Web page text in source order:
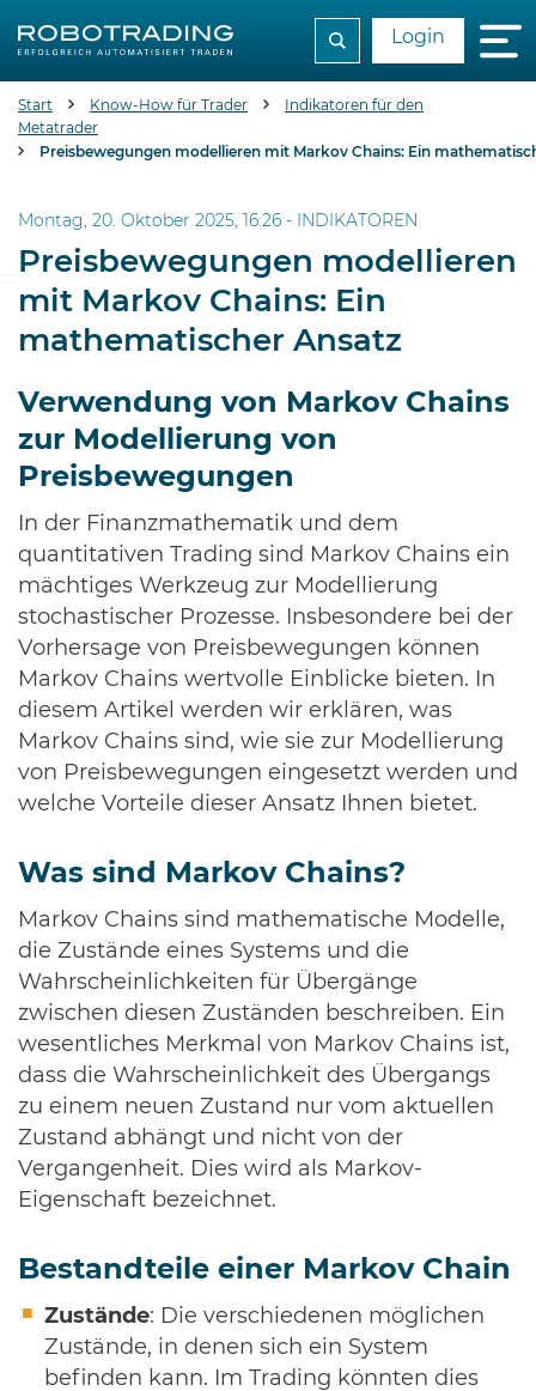
Login
Start Know-How für Trader
Indikatoren für den
Metatrader
Preisbewegungen modellieren mit Markov Chains: Ein
Montag, 20. Oktober 2025, 16:26 - INDIKATOREN
Preisbewegungen modellieren
mit Markov Chains: Ein
mathematischer Ansatz
Verwendung von Markov Chains
zur Modellierung von
Preisbewegungen
In der Finanzmathematik und dem
quantitativen Trading sind Markov Chains ein
mächtiges Werkzeug zur Modellierung
stochastischer Prozesse. Insbesondere bei der
Vorhersage von Preisbewegungen können
Markov Chains wertvolle Einblicke bieten. In
diesem Artikel werden wir erklären, was
Markov Chains sind, wie sie zur Modellierung
von Preisbewegungen eingesetzt werden und
welche Vorteile dieser Ansatz Ihnen bietet.
Was sind Markov Chains?
Markov Chains sind mathematische Modelle,
die Zustände eines Systems und die
Wahrscheinlichkeiten für Übergänge
zwischen diesen Zuständen beschreiben. Ein
wesentliches Merkmal von Markov Chains ist,
dass die Wahrscheinlichkeit des Übergangs
zu einem neuen Zustand nur vom aktuellen
Zustand abhängt und nicht von der
Vergangenheit. Dies wird als Markov-
Eigenschaft bezeichnet.
Bestandteile einer Markov Chain
Zustände: Die verschiedenen möglichen
Zustände, in denen sich ein System
befinden kann. Im Trading könnten dies